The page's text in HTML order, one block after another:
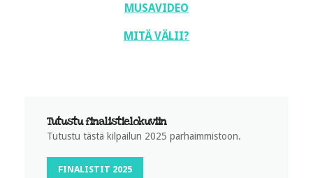
MUSAVIDEO
MITÄ VÄLII?
Tutustu finalistielokuviin
Tutustu tästä kilpailun 2025 parhaimmistoon.
FINALISTIT 2025